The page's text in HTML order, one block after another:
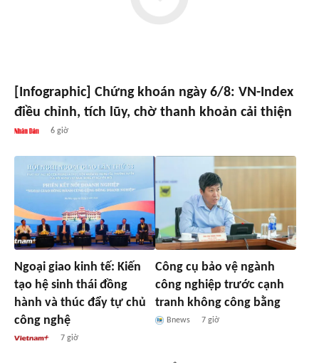
[Infographic] Chứng khoán ngày 6/8: VN-Index
điều chỉnh, tích lũy, chờ thanh khoản cải thiện
6 giờ
Ngoại giao kinh tế: Kiến
tạo hệ sinh thái đồng
hành và thúc đẩy tự chủ
công nghệ
7 giờ
Công cụ bảo vệ ngành
công nghiệp trước cạnh
tranh không công bằng
Bnews 7 giờ